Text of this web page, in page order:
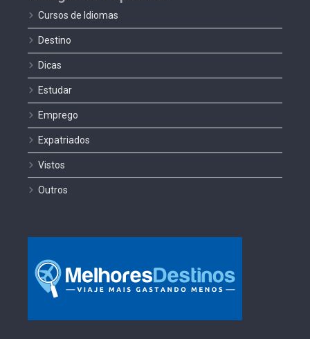
Cursos de Idiomas
Destino
Dicas
Estudar
Emprego
Expatriados
Vistos
Outros